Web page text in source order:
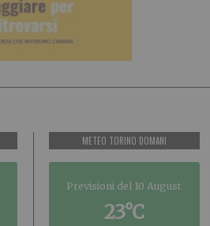
METEO TORINO DOMANI
Previsioni del 10 August
23°C